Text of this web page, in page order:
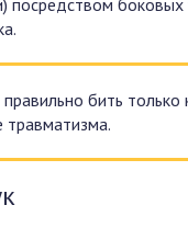
бить только
травматизма.